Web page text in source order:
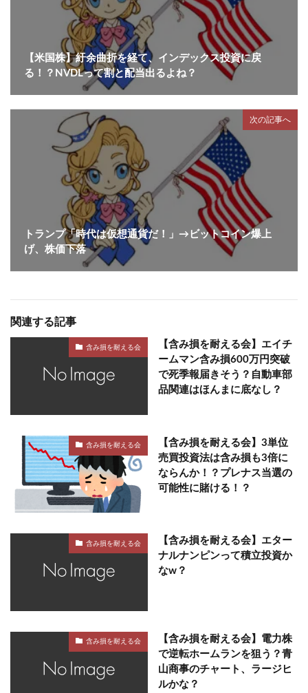
【米国株】紆余曲折を経て、インデックス投資に戻
る！？NVDLって割と配当出るよね？
次の記事へ
トランプ「時代は仮想通貨だ！」→ビットコイン爆上
げ、株価下落
関連する記事
含み損を耐える会
【含み損を耐える会】エイチ
ームマン含み損600万円突破
で死季報届きそう？自動車部
品関連はほんまに底なし？
含み損を耐える会
【含み損を耐える会】3単位
売買投資法は含み損も3倍に
ならんか！？プレナス当選の
可能性に賭ける！？
含み損を耐える会
【含み損を耐える会】エター
ナルナンピンって積立投資か
なw？
含み損を耐える会
【含み損を耐える会】電力株
で逆転ホームランを狙う？青
山商事のチャート、ラージヒ
ルかな？